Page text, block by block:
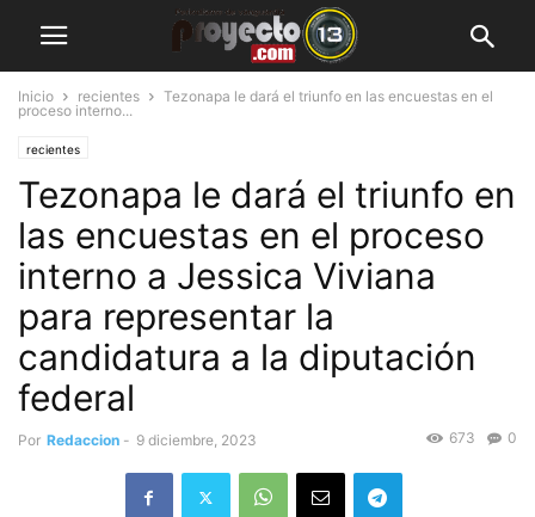
Inicio recientes
Tezonapa le dará el triunfo en las encuestas en el
proceso interno...
recientes
Tezonapa le dará el triunfo en
las encuestas en el proceso
interno a Jessica Viviana
para representar la
candidatura a la diputación
federal
Por Redaccion - 9 diciembre, 2023 0
673